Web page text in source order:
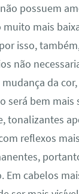
possuem
mais
isso,
não
da
será bem mais
tonalizantes
reflexos
Em cabelos